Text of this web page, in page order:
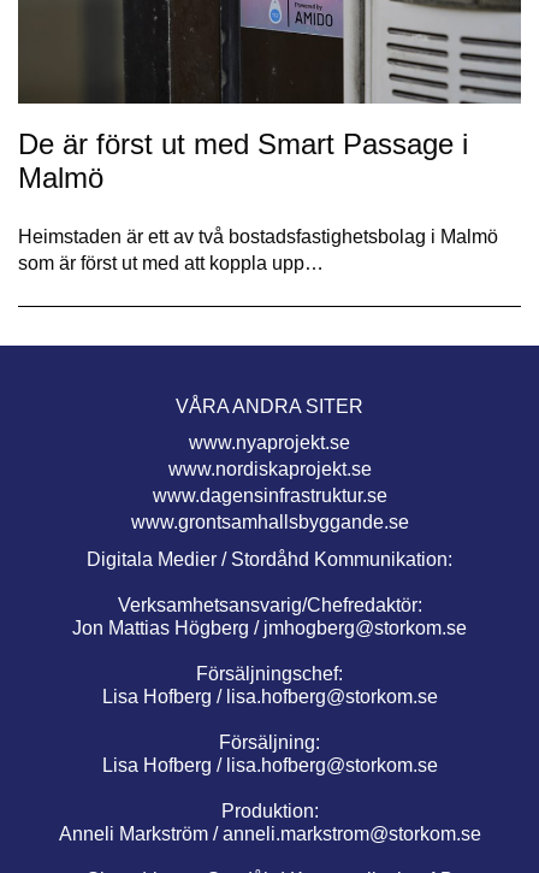
De är först ut med Smart Passage i
Malmö
Heimstaden är ett av två bostadsfastighetsbolag i Malmö
som är först ut med att koppla upp…
VÅRA ANDRA SITER
www.nyaprojekt.se
www.nordiskaprojekt.se
www.dagensinfrastruktur.se
www.grontsamhallsbyggande.se
Digitala Medier / Stordåhd Kommunikation:
Verksamhetsansvarig/Chefredaktör:
Jon Mattias Högberg / jmhogberg@storkom.se
Försäljningschef:
Lisa Hofberg / lisa.hofberg@storkom.se
Försäljning:
Lisa Hofberg / lisa.hofberg@storkom.se
Produktion:
Anneli Markström /anneli.markstrom@storkom.se